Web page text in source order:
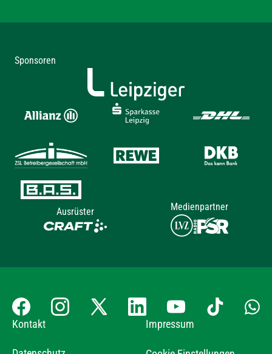
Sponsoren
Ausrüster Medienpartner
Kontakt Impressum